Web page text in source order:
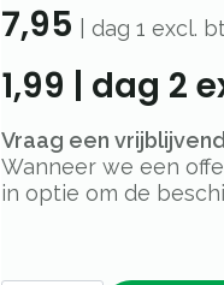
7,95 dag 1 excl.
1,99 dag 2
Vraag een
Wanneer we een
in optie om de